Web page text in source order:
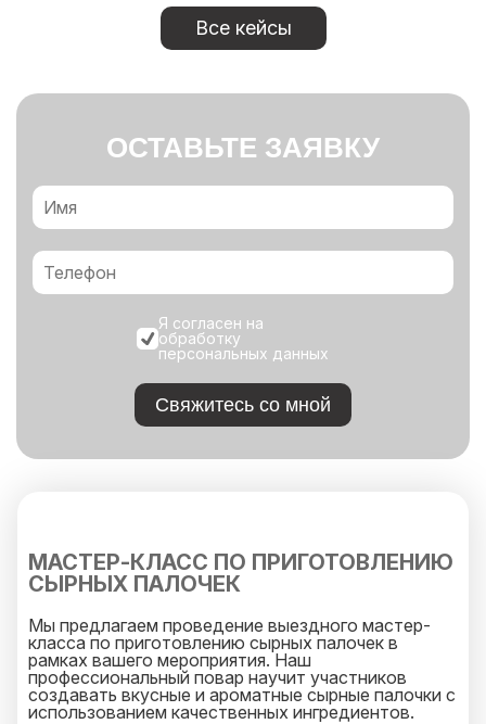
Все кейсы
ОСТАВЬТЕ ЗАЯВКУ
Я согласен на
обработку
персональных данных
Свяжитесь со мной
МАСТЕР-КЛАСС ПО ПРИГОТОВЛЕНИЮ
СЫРНЫХ ПАЛОЧЕК
Мы предлагаем проведение выездного мастер-
класса по приготовлению сырных палочек в
рамках вашего мероприятия. Наш
профессиональный повар научит участников
создавать вкусные и ароматные сырные палочки с
использованием качественных ингредиентов.